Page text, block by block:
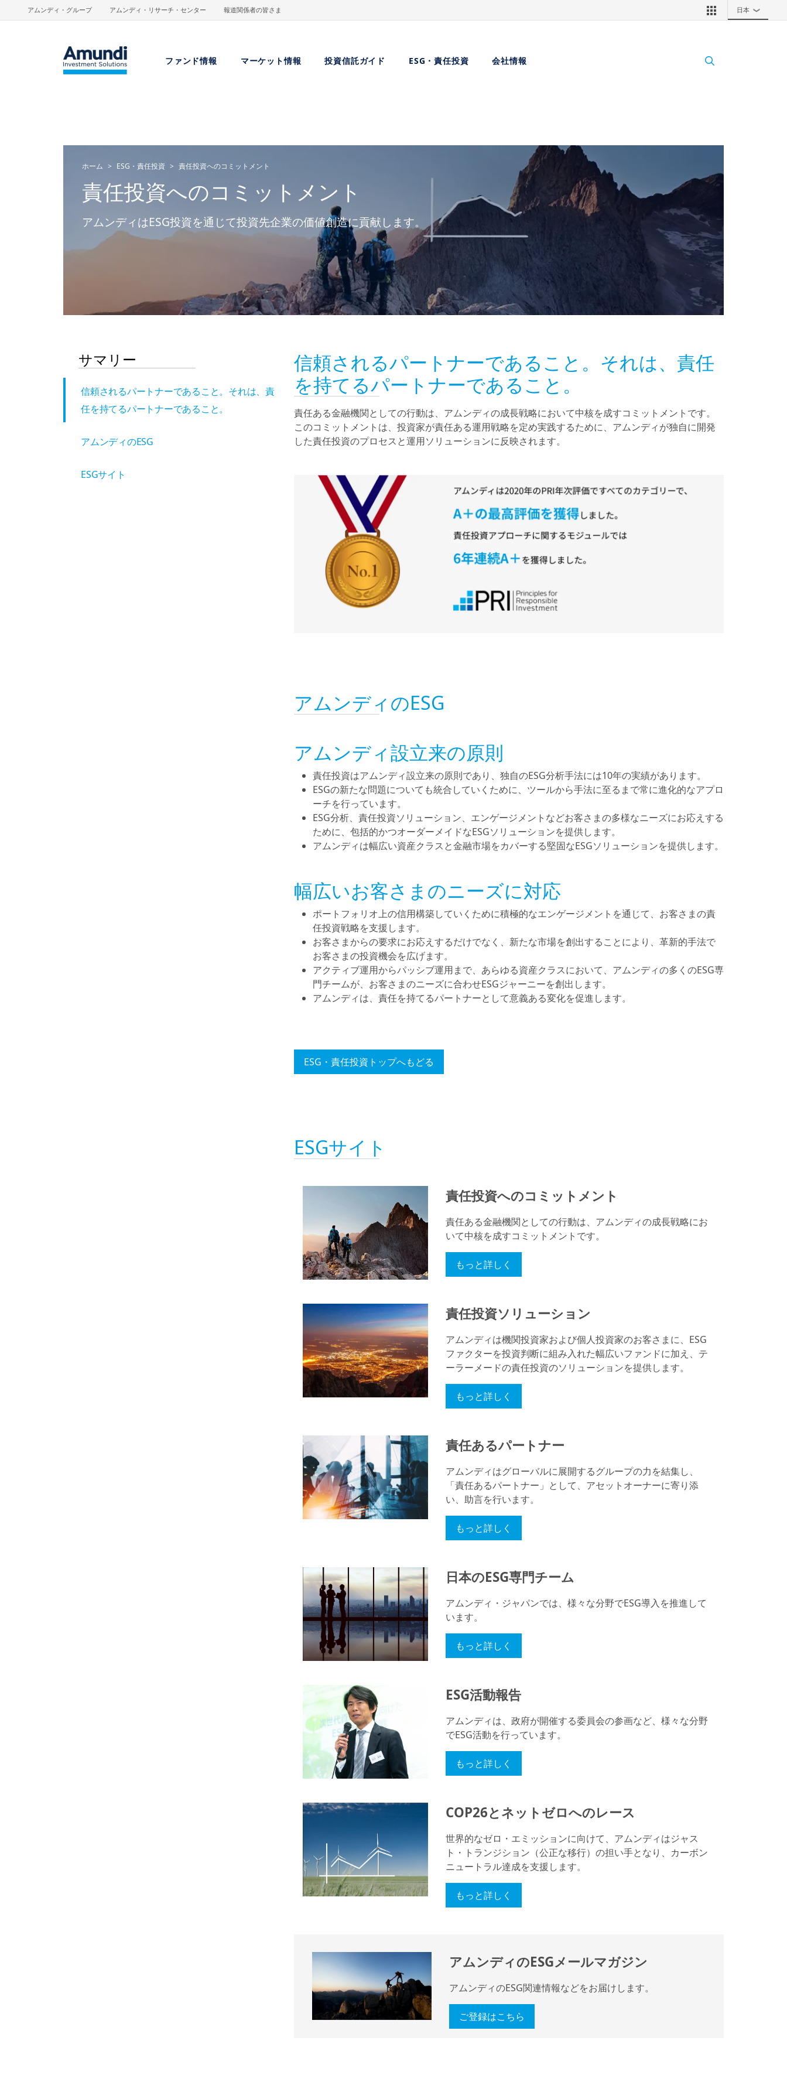
メインコンテンツに移動
アムンディ・グループ アムンディ・リサーチ・センター 報道関係者の皆さま 日本 ❯
ファンド情報 マーケット情報 投資信託ガイド ESG・責任投資 会社情報
ホーム ESG・責任投資 責任投資へのコミットメント
責任投資へのコミットメント
アムンディはESG投資を通じて投資先企業の価値創造に貢献します。
サマリー
信頼されるパートナーであること。それは、責
任を持てるパートナーであること。
アムンディのESG
ESGサイト
信頼されるパートナーであること。それは、責任
を持てるパートナーであること。
責任ある金融機関としての行動は、アムンディの成長戦略において中核を成すコミットメントです。
このコミットメントは、投資家が責任ある運用戦略を定め実践するために、アムンディが独自に開発
した責任投資のプロセスと運用ソリューションに反映されます。
アムンディのESG
アムンディ設立来の原則
責任投資はアムンディ設立来の原則であり、独自のESG分析手法には10年の実績があります。
ESGの新たな問題についても統合していくために、ツールから手法に至るまで常に進化的なアプロ
ーチを行っています。
ESG分析、責任投資ソリューション、エンゲージメントなどお客さまの多様なニーズにお応えする
ために、包括的かつオーダーメイドなESGソリューションを提供します。
アムンディは幅広い資産クラスと金融市場をカバーする堅固なESGソリューションを提供します。
幅広いお客さまのニーズに対応
ポートフォリオ上の信用構築していくために積極的なエンゲージメントを通じて、お客さまの責
任投資戦略を支援します。
お客さまからの要求にお応えするだけでなく、新たな市場を創出することにより、革新的手法で
お客さまの投資機会を広げます。
アクティブ運用からパッシブ運用まで、あらゆる資産クラスにおいて、アムンディの多くのESG専
門チームが、お客さまのニーズに合わせESGジャーニーを創出します。
アムンディは、責任を持てるパートナーとして意義ある変化を促進します。
ESG・責任投資トップへもどる
ESGサイト
責任投資へのコミットメント
責任ある金融機関としての行動は、アムンディの成長戦略にお
いて中核を成すコミットメントです。
もっと詳しく
責任投資ソリューション
アムンディは機関投資家および個人投資家のお客さまに、ESG
ファクターを投資判断に組み入れた幅広いファンドに加え、テ
ーラーメードの責任投資のソリューションを提供します。
もっと詳しく
責任あるパートナー
アムンディはグローバルに展開するグループの力を結集し、
「責任あるパートナー」として、アセットオーナーに寄り添
い、助言を行います。
もっと詳しく
日本のESG専門チーム
アムンディ・ジャパンでは、様々な分野でESG導入を推進して
います。
もっと詳しく
ESG活動報告
アムンディは、政府が開催する委員会の参画など、様々な分野
でESG活動を行っています。
もっと詳しく
COP26とネットゼロへのレース
世界的なゼロ・エミッションに向けて、アムンディはジャス
ト・トランジション（公正な移行）の担い手となり、カーボン
ニュートラル達成を支援します。
もっと詳しく
アムンディのESGメールマガジン
アムンディのESG関連情報などをお届けします。
ご登録はこちら